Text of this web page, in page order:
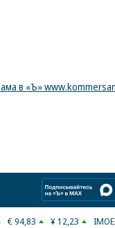
в «Ъ»
€ 94,83 ¥ 12,23